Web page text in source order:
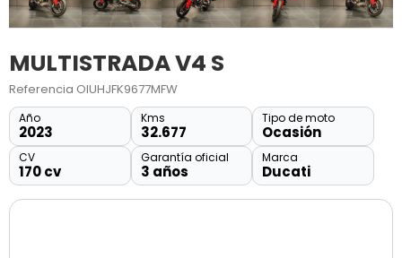
MULTISTRADA V4 S
Referencia OIUHJFK9677MFW
Año
2023
Kms
32.677
Tipo de moto
Ocasión
CV
170 cv
Garantía oficial
3 años
Marca
Ducati